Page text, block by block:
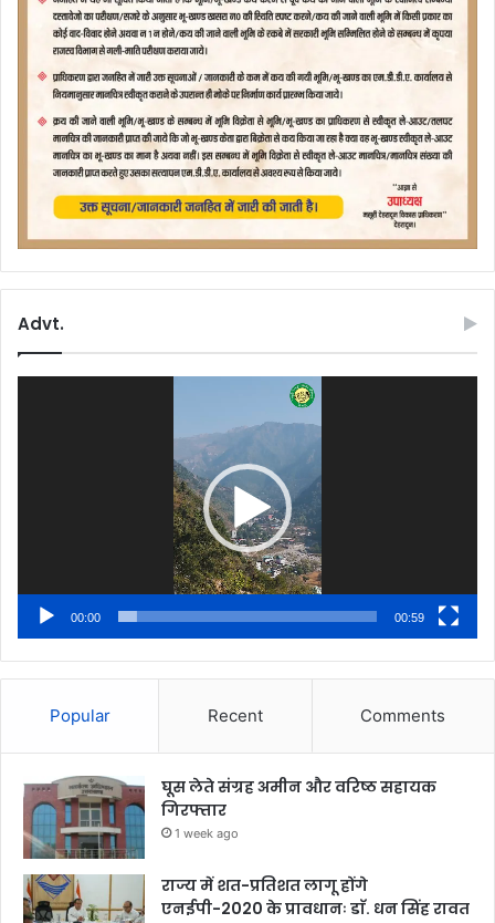
Advt.
00:00 00:59
Popular Recent Comments
घूस लेते संग्रह अमीन और वरिष्ठ सहायक
गिरफ्तार
1 week ago
राज्य में शत-प्रतिशत लागू होंगे
एनईपी-2020 के प्रावधानः डाॅ. धन सिंह रावत